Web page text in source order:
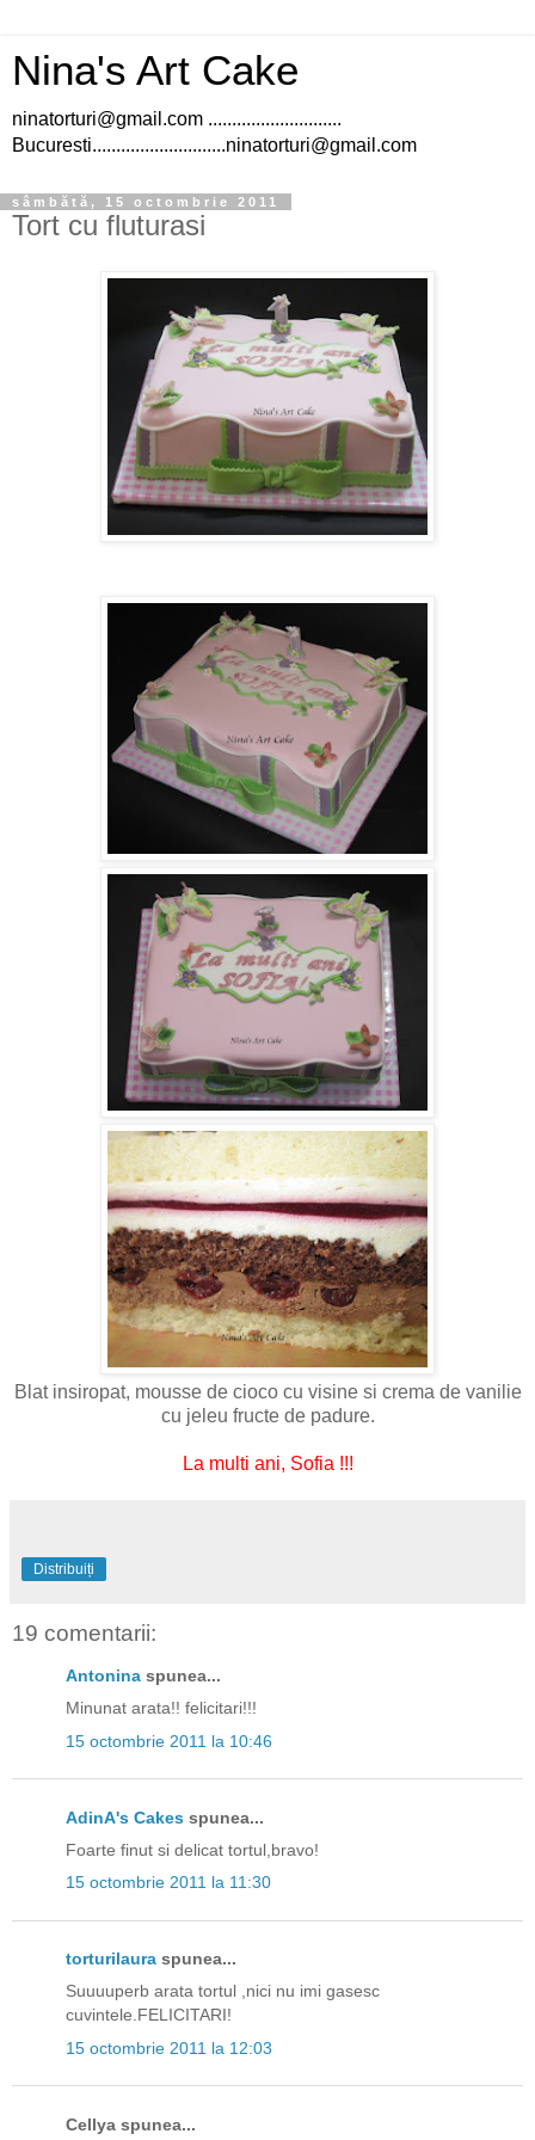
Nina's Art Cake
ninatorturi@gmail.com ............................
Bucuresti............................ninatorturi@gmail.com
sâmbătă, 15 octombrie 2011
Tort cu fluturasi
Blat insiropat, mousse de cioco cu visine si crema de vanilie
cu jeleu fructe de padure.
La multi ani, Sofia !!!
Distribuiți
19 comentarii:
Antonina spunea...
Minunat arata!! felicitari!!!
15 octombrie 2011 la 10:46
AdinA's Cakes spunea...
Foarte finut si delicat tortul,bravo!
15 octombrie 2011 la 11:30
torturilaura spunea...
Suuuuperb arata tortul ,nici nu imi gasesc
cuvintele.FELICITARI!
15 octombrie 2011 la 12:03
Cellya spunea...